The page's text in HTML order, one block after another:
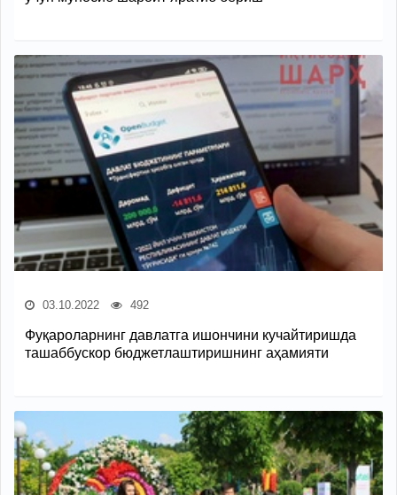
03.10.2022 492
Фуқароларнинг давлатга ишончини кучайтиришда
ташаббускор бюджетлаштиришнинг аҳамияти